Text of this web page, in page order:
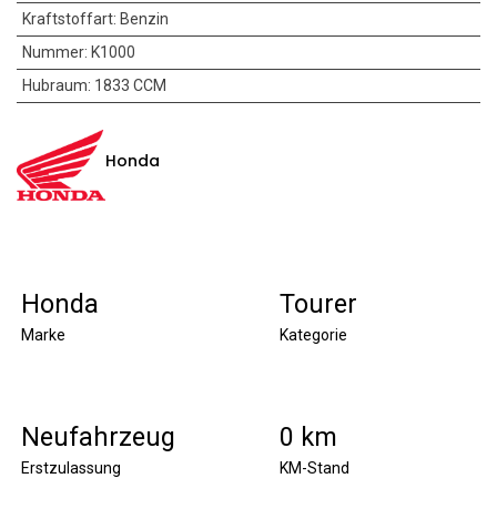
Kraftstoffart: Benzin
Nummer: K1000
Hubraum: 1833 CCM
Honda
Honda
Marke
Tourer
Kategorie
Neufahrzeug
Erstzulassung
0 km
KM-Stand